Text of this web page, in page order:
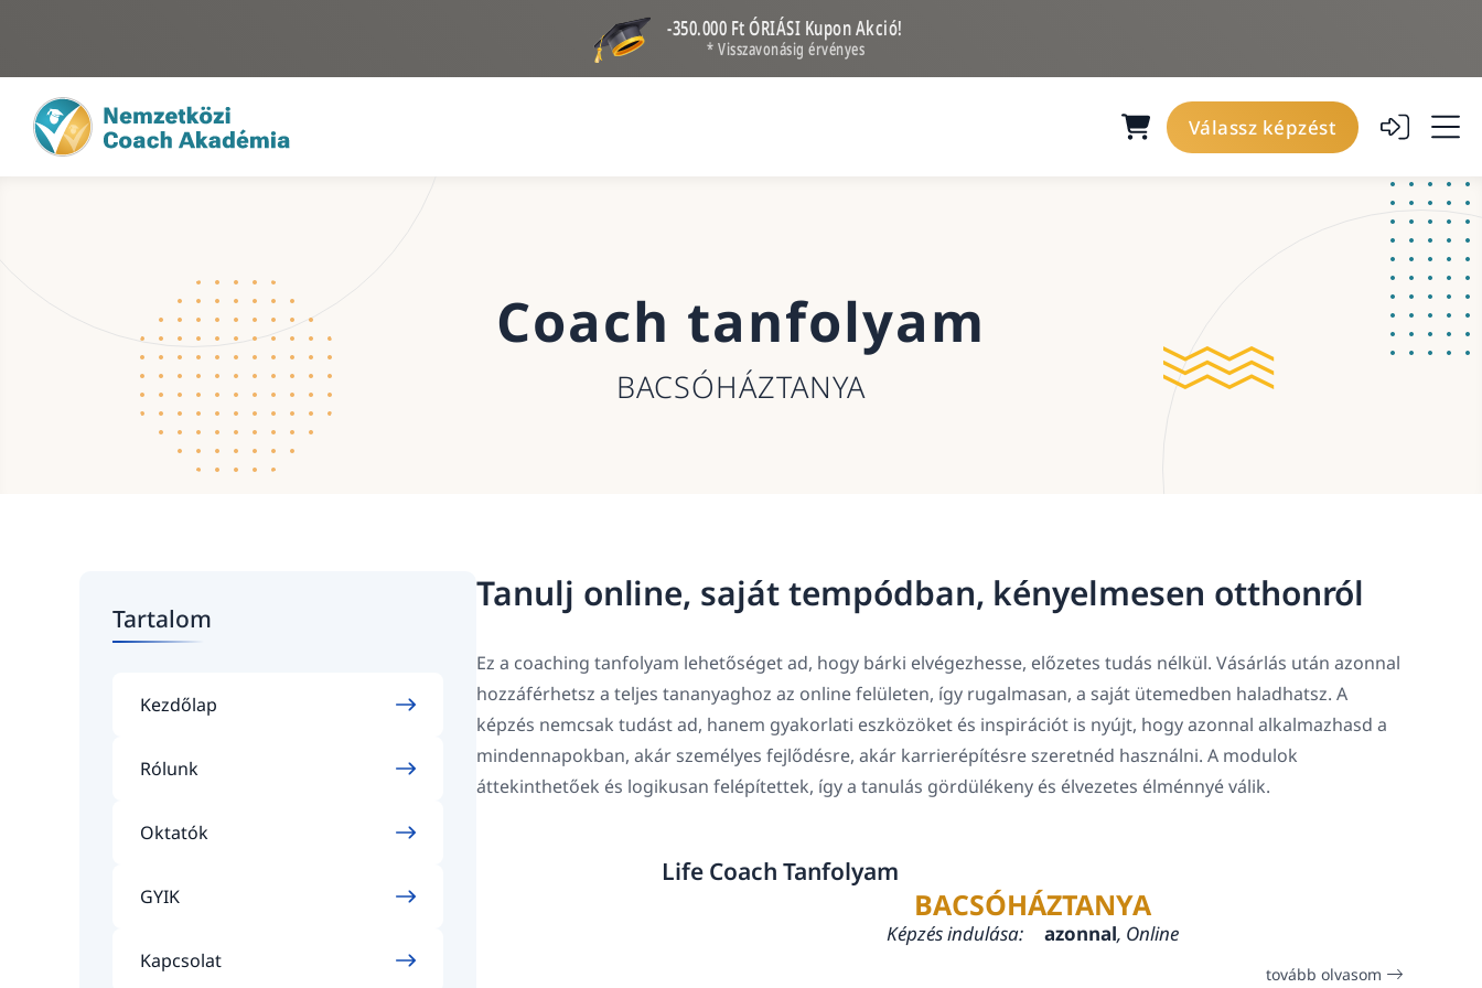
-350.000 Ft ÓRIÁSI Kupon Akció!
* Visszavonásig érvényes
Válassz képzést
Coach tanfolyam
BACSÓHÁZTANYA
Tartalom
Kezdőlap
Rólunk
Oktatók
GYIK
Kapcsolat
Tanulj online, saját tempódban, kényelmesen otthonról
Ez a coaching tanfolyam lehetőséget ad, hogy bárki elvégezhesse, előzetes tudás nélkül. Vásárlás után azonnal
hozzáférhetsz a teljes tananyaghoz az online felületen, így rugalmasan, a saját ütemedben haladhatsz. A
képzés nemcsak tudást ad, hanem gyakorlati eszközöket és inspirációt is nyújt, hogy azonnal alkalmazhasd a
mindennapokban, akár személyes fejlődésre, akár karrierépítésre szeretnéd használni. A modulok
áttekinthetőek és logikusan felépítettek, így a tanulás gördülékeny és élvezetes élménnyé válik.
Life Coach Tanfolyam
BACSÓHÁZTANYA
Képzés indulása: azonnal, Online
tovább olvasom